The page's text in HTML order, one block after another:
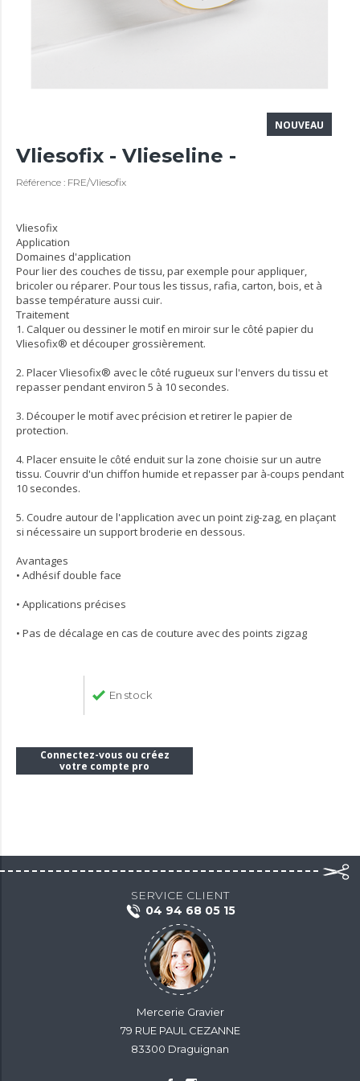
NOUVEAU
Vliesofix - Vlieseline -
Référence : FRE/Vliesofix
Vliesofix
Application
Domaines d'application
Pour lier des couches de tissu, par exemple pour appliquer,
bricoler ou réparer. Pour tous les tissus, rafia, carton, bois, et à
basse température aussi cuir.
Traitement
1. Calquer ou dessiner le motif en miroir sur le côté papier du
Vliesofix® et découper grossièrement.
2. Placer Vliesofix® avec le côté rugueux sur l'envers du tissu et
repasser pendant environ 5 à 10 secondes.
3. Découper le motif avec précision et retirer le papier de
protection.
4. Placer ensuite le côté enduit sur la zone choisie sur un autre
tissu. Couvrir d'un chiffon humide et repasser par à-coups pendant
10 secondes.
5. Coudre autour de l'application avec un point zig-zag, en plaçant
si nécessaire un support broderie en dessous.
Avantages
• Adhésif double face
• Applications précises
• Pas de décalage en cas de couture avec des points zigzag
En stock
Connectez-vous ou créez
votre compte pro
SERVICE CLIENT
04 94 68 05 15
Mercerie Gravier
79 RUE PAUL CEZANNE
83300 Draguignan